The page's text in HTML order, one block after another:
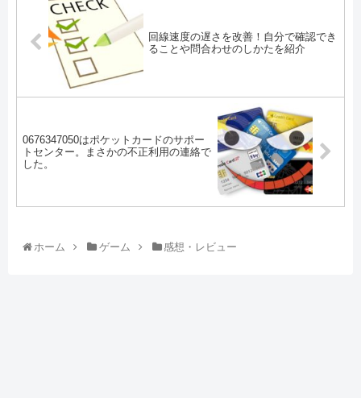
回線速度の遅さを改善！自分で確認でき
ることや問合わせのしかたを紹介
0676347050はポケットカードのサポー
トセンター。まさかの不正利用の連絡で
した。
ホーム ゲーム 感想・レビュー